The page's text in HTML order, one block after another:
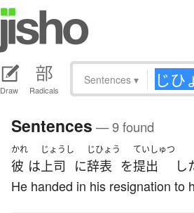
Draw Radicals
Sentences ▾
Sentences — 9 found
かれ
彼 は
じょうし
上司 に
じひょう
辞表 を
ていしゅつ
提出 し
He handed in his resignation to